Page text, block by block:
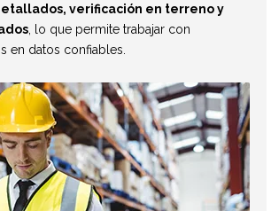
verificación en terreno y
, lo que permite trabajar con
en datos confiables.